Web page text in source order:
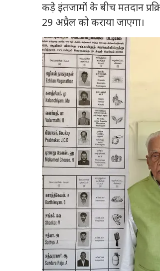
कड़े इंतजामों के बीच मतदान
29 अप्रैल को कराया जाएगा।